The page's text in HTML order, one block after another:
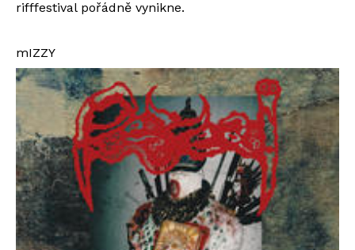
rifffestival pořádně vynikne.
mIZZY